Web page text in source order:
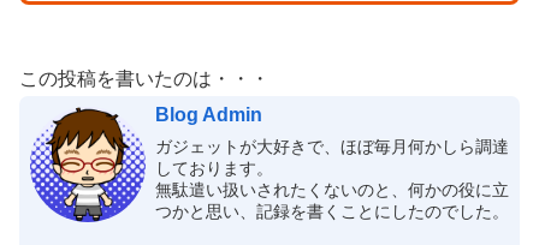
この投稿を書いたのは・・・
Blog Admin
ガジェットが大好きで、ほぼ毎月何かしら調達
しております。
無駄遣い扱いされたくないのと、何かの役に立
つかと思い、記録を書くことにしたのでした。